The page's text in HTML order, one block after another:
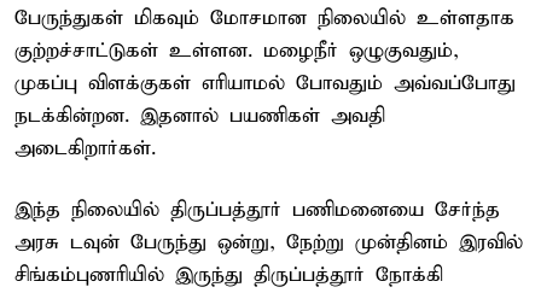
பேருந்துகள் மிகவும் மோசமான நிலையில் உள்ளதாக
குற்றச்சாட்டுகள் உள்ளன. மழைநீர் ஒழுகுவதும்,
முகப்பு விளக்குகள் எரியாமல் போவதும் அவ்வப்போது
நடக்கின்றன. இதனால் பயணிகள் அவதி
அடைகிறார்கள்.
இந்த நிலையில் திருப்பத்தூர் பணிமனையை சேர்ந்த
அரசு டவுன் பேருந்து ஒன்று, நேற்று முன்தினம் இரவில்
சிங்கம்புணரியில் இருந்து திருப்பத்தூர் நோக்கி